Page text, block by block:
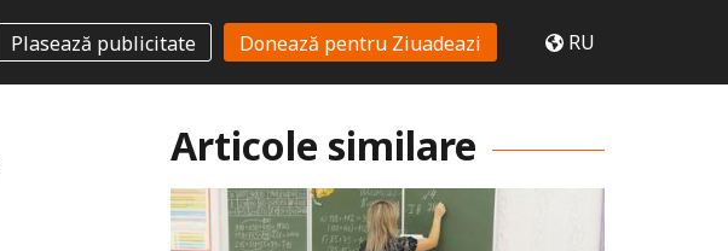
Plasează publicitate Donează pentru Ziuadeazi RU
Articole similare